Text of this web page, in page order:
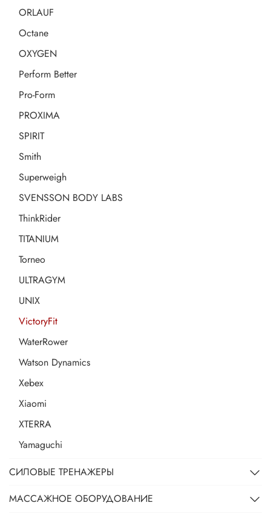
ORLAUF
Octane
OXYGEN
Perform Better
Pro-Form
PROXIMA
SPIRIT
Smith
Superweigh
SVENSSON BODY LABS
ThinkRider
TITANIUM
Torneo
ULTRAGYM
UNIX
VictoryFit
WaterRower
Watson Dynamics
Xebex
Xiaomi
XTERRA
Yamaguchi
СИЛОВЫЕ ТРЕНАЖЕРЫ
МАССАЖНОЕ ОБОРУДОВАНИЕ